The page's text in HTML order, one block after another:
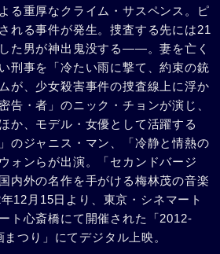
る重厚なクライム・サスペンス。ピ
れる事件が発生。捜査する先には21
た男が神出鬼没する――。妻を亡く
刑事を「冷たい雨に撃て、約束の銃
が、少女殺害事件の捜査線上に浮か
告・者」のニック・チョンが演じ、
か、モデル・女優として活躍する
のジャニス・マン、「冷静と情熱の
ォンらが出演。「セカンドバージ
内外の名作を手がける梅林茂の音楽
12月15日より、東京・シネマート
ト心斎橋にて開催された「2012-
つり」にてデジタル上映。